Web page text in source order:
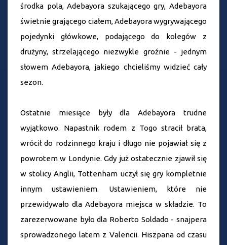
środka pola, Adebayora szukającego gry, Adebayora
świetnie grającego ciałem, Adebayora wygrywającego
pojedynki główkowe, podającego do kolegów z
drużyny, strzelającego niezwykle groźnie - jednym
słowem Adebayora, jakiego chcieliśmy widzieć cały
sezon.
Ostatnie miesiące były dla Adebayora trudne
wyjątkowo. Napastnik rodem z Togo stracił brata,
wrócił do rodzinnego kraju i długo nie pojawiał się z
powrotem w Londynie. Gdy już ostatecznie zjawił się
w stolicy Anglii, Tottenham uczył się gry kompletnie
innym ustawieniem. Ustawieniem, które nie
przewidywało dla Adebayora miejsca w składzie. To
zarezerwowane było dla Roberto Soldado - snajpera
sprowadzonego latem z Valencii. Hiszpana od czasu